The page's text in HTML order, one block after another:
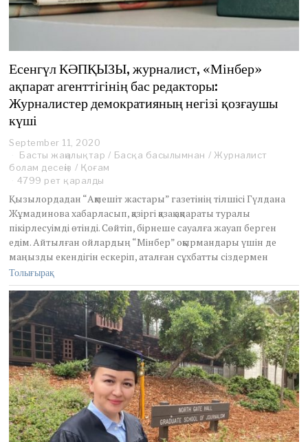
Есенгүл КӘПҚЫЗЫ, журналист, «Мінбер»
ақпарат агенттігінің бас редакторы:
Журналистер демократияның негізі қозғаушы
күші
September 11, 2020
e
p
t
m
b
e
r
1
2
0
2
0
Басты жаңалықтар / Басқа басылымнан / Журналист
болам десеңіз / Қоғам
4799 рет қаралды
Қызылордадан “Ақмешіт жастары” газетінің тілшісі Гүлдана
Жұмадинова хабарласып, қазіргі қазақ ақпараты туралы
пікірлесуімді өтінді. Сөйтіп, бірнеше сауалға жауап берген
едім. Айтылған ойлардың “Мінбер” оқырмандары үшін де
маңызды екендігін ескеріп, аталған сұхбатты сіздермен
Толығырақ